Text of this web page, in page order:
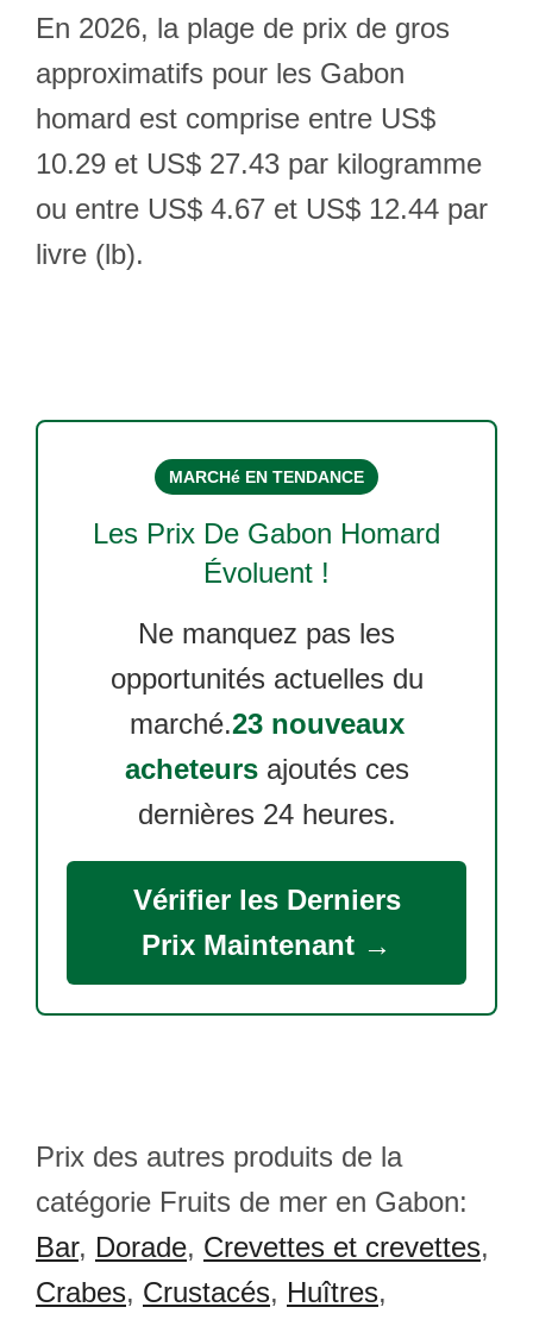
En 2026, la plage de prix de gros
approximatifs pour les Gabon
homard est comprise entre US$
10.29 et US$ 27.43 par kilogramme
ou entre US$ 4.67 et US$ 12.44 par
livre (lb).
MARCHé EN TENDANCE
Les Prix De Gabon Homard
Évoluent !
Ne manquez pas les
opportunités actuelles du
marché.23 nouveaux
acheteursajoutés ces
dernières 24 heures.
Vérifier les Derniers
Prix Maintenant →
Prix des autres produits de la
catégorie Fruits de mer en Gabon:
Bar, Dorade, Crevettes et crevettes,
Crabes, Crustacés, Huîtres,